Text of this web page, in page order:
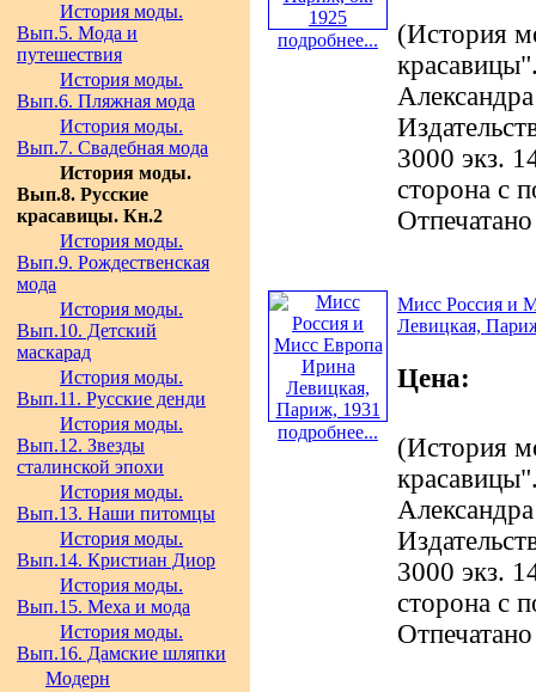
История моды.
Вып.5. Мода и
путешествия
История моды.
Вып.6. Пляжная мода
История моды.
Вып.7. Свадебная мода
История моды.
Вып.8. Русские
красавицы. Кн.2
История моды.
Вып.9. Рождественская
мода
История моды.
Вып.10. Детский
маскарад
История моды.
Вып.11. Русские денди
История моды.
Вып.12. Звезды
сталинской эпохи
История моды.
Вып.13. Наши питомцы
История моды.
Вып.14. Кристиан Диор
История моды.
Вып.15. Меха и мода
История моды.
Вып.16. Дамские шляпки
Модерн
подробнее...
(История
3000 экз.
сторона с
подробнее...
Мисс Россия и
Левицкая,
Цена:
(История
3000 экз.
сторона с